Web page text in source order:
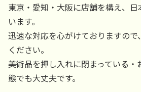
東京・愛知・大阪に店舗を構え、
います。
迅速な対応を心がけておりますの
ください。
美術品を押し入れに閉まっている・
態でも大丈夫です。